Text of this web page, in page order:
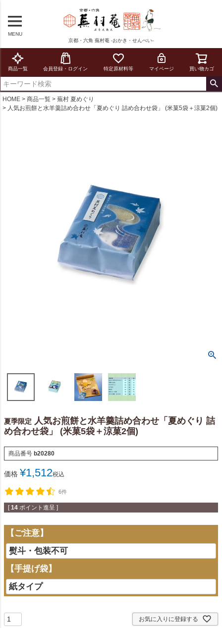
MENU
京都・六角 蕪村菴 -おかき・せんべい-
商品一覧 会員登録・ログイン 特定原材料等 マイページ 買い物カゴ
HOME 商品一覧
蕪村 夏めぐり
人気お煎餅と水羊羹詰め合わせ「夏めぐり 詰め合わせ袋」 (米菓5袋＋涼菓2個)
夏季限定 人気お煎餅と水羊羹詰め合わせ「夏めぐり 詰
め合わせ袋」 (米菓5袋＋涼菓2個)
商品番号 b20280
価格 ¥1,512税込
6件
[ 14 ポイント進呈 ]
【ご注意】
【手提げ袋】
お気に入りに登録する